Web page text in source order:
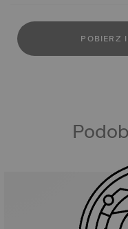
POBIERZ